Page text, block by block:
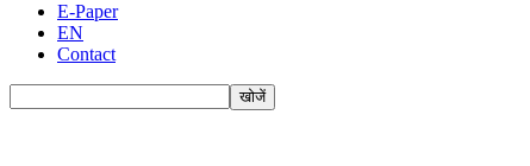
E-Paper
EN
Contact